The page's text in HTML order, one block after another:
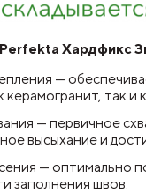
Хардфикс
—
керамогранит, так
— первичное
высыхание и
— оптимально
заполнения швов.